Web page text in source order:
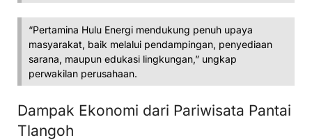
“Pertamina Hulu Energi mendukung penuh upaya
masyarakat, baik melalui pendampingan, penyediaan
sarana, maupun edukasi lingkungan,” ungkap
perwakilan perusahaan.
Dampak Ekonomi dari Pariwisata Pantai
Tlangoh